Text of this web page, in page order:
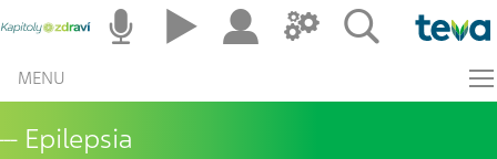
MENU
Epilepsia